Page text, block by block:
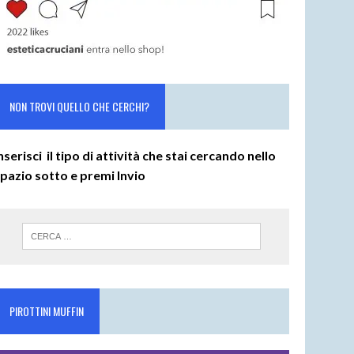
NON TROVI QUELLO CHE CERCHI?
il tipo di attività che stai cercando nello
sotto e premi Invio
PIROTTINI MUFFIN